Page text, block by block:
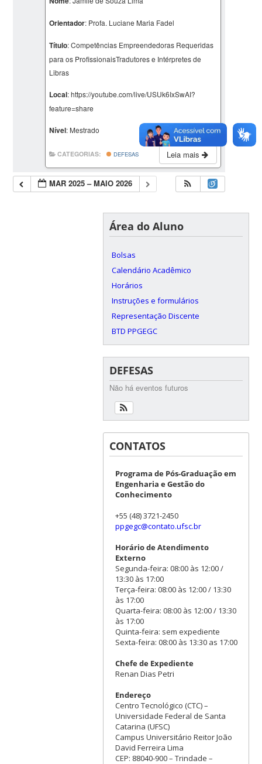
Orientador: Profa. Luciane Maria Fadel
Título: Competências Empreendedoras Requeridas
para os ProfissionaisTradutores e Intérpretes de
Libras
Local: https://youtube.com/live/USUk6IxSwAI?
feature=share
Nível: Mestrado
Leia mais
CATEGORIAS: DEFESAS
MAR 2025 – MAIO 2026
Área do Aluno
Bolsas
Calendário Acadêmico
Horários
Instruções e formulários
Representação Discente
BTD PPGEGC
DEFESAS
Não há eventos futuros
CONTATOS
Programa de Pós-Graduação em
Engenharia e Gestão do
Conhecimento
+55 (48) 3721-2450
ppgegc@contato.ufsc.br
Horário de Atendimento
Externo
Segunda-feira: 08:00 às 12:00 /
13:30 às 17:00
Terça-feira: 08:00 às 12:00 / 13:30
às 17:00
Quarta-feira: 08:00 às 12:00 / 13:30
às 17:00
Quinta-feira: sem expediente
Sexta-feira: 08:00 às 13:30 as 17:00
Chefe de Expediente
Renan Dias Petri
Endereço
Centro Tecnológico (CTC) –
Universidade Federal de Santa
Catarina (UFSC)
Campus Universitário Reitor João
David Ferreira Lima
CEP: 88040-900 – Trindade –